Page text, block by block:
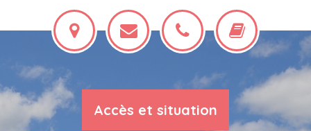
Accès et situation